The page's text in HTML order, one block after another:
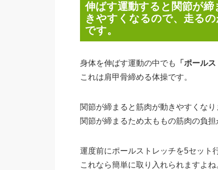
伸ばす運動すると関節が
きやすくなるので、走る
です。
身体を伸ばす運動の中でも 「ポールス
これは肩甲骨締める体操です。
関節が締まると筋肉が動きやすくな
関節が締まるため太ももの筋肉の負担
運度前にポールストレッチを5セット
これなら簡単に取り入れられますよね